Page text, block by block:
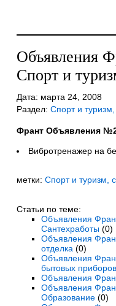
Объявления
Спорт и
Дата: марта 24, 2008
Раздел: Спорт и
Франт Объявления
Вибротренажер на
метки: Спорт и туризм,
Статьи по теме:
Объявления
Сантехработы(0)
Объявления
отделка (0)
Объявления
бытовых приборов
Объявления
Объявления
Образование(0)